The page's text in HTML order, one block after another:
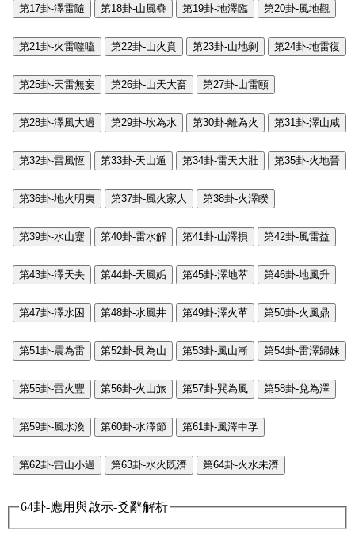
第17卦-澤雷隨 第18卦-山風蠱 第19卦-地澤臨 第20卦-風地觀
第21卦-火雷噬嗑 第22卦-山火賁 第23卦-山地剝 第24卦-地雷復
第25卦-天雷無妄 第26卦-山天大畜 第27卦-山雷頤
第28卦-澤風大過 第29卦-坎為水 第30卦-離為火 第31卦-澤山咸
第32卦-雷風恆 第33卦-天山遁 第34卦-雷天大壯 第35卦-火地晉
第36卦-地火明夷 第37卦-風火家人 第38卦-火澤睽
第39卦-水山蹇 第40卦-雷水解 第41卦-山澤損 第42卦-風雷益
第43卦-澤天夬 第44卦-天風姤 第45卦-澤地萃 第46卦-地風升
第47卦-澤水困 第48卦-水風井 第49卦-澤火革 第50卦-火風鼎
第51卦-震為雷 第52卦-艮為山 第53卦-風山漸 第54卦-雷澤歸妹
第55卦-雷火豐 第56卦-火山旅 第57卦-巽為風 第58卦-兌為澤
第59卦-風水渙 第60卦-水澤節 第61卦-風澤中孚
第62卦-雷山小過 第63卦-水火既濟 第64卦-火水未濟
64卦-應用與啟示-爻辭解析